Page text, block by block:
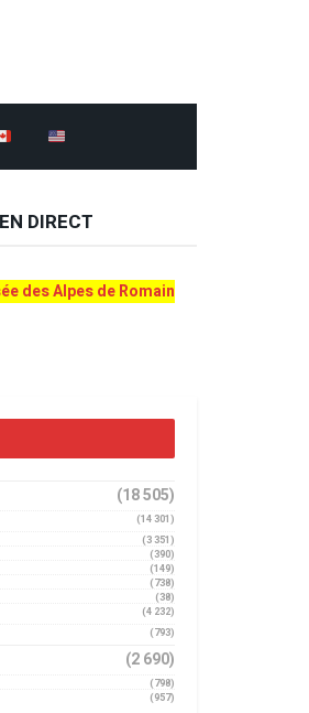
DIRECT
des Alpes de Romain
(18 505)
(14 301)
(3 351)
(390)
(149)
(738)
(38)
(4 232)
(793)
(2 690)
(798)
(957)